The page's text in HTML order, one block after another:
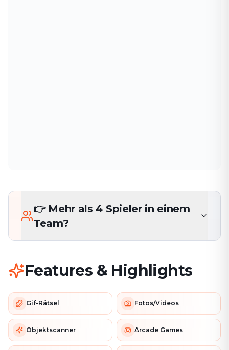
👉 Mehr als 4 Spieler in einem
Team?
Features & Highlights
Gif-Rätsel Fotos/Videos
Objektscanner Arcade Games